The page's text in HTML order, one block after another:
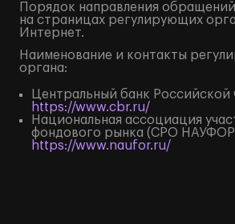
Порядок направления
на страницах регулирующих
Интернет.
Наименование и контакты
органа:
Центральный банк
https://www.cbr.ru/
Национальная ассоциация
фондового рынка (СРО
https://www.naufor.ru/